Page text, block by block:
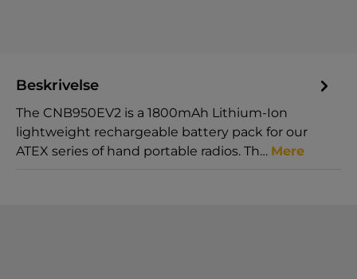
Beskrivelse
The CNB950EV2 is a 1800mAh Lithium-Ion
lightweight rechargeable battery pack for our
ATEX series of hand portable radios. Th… Mere